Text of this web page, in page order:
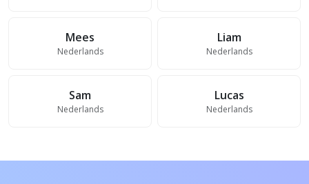
Mees
Nederlands
Liam
Nederlands
Sam
Nederlands
Lucas
Nederlands